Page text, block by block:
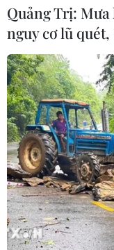
Thắt chặt tình
các cựu chuyên
Việt Nam
06/08/2026 06:23
Anh công bố kết
đầu vụ đâm dao
06/08/2026 06:00
Ba Lan thảo luận
cứ quân sự
Quảng Trị:
nguy cơ lũ quét,